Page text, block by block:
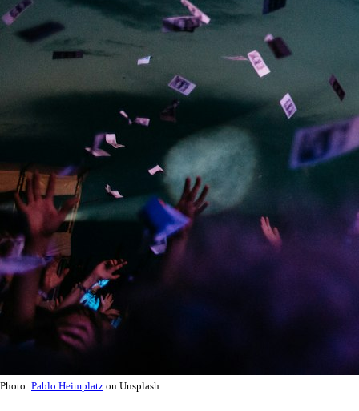
Photo: Pablo Heimplatz on Unsplash